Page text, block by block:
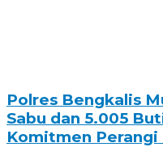
Polres Bengkalis
Sabu dan 5.005
Komitmen Perangi